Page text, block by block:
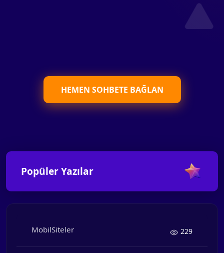
HEMEN SOHBETE BAĞLAN
Popüler Yazılar
MobilSiteler 229